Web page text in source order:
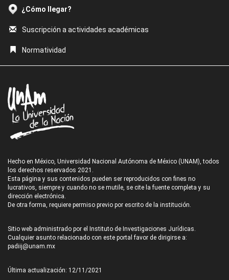
¿Cómo llegar?
Suscripción a actividades académicas
Normatividad
Hecho en México, Universidad Nacional Autónoma de México (UNAM), todos
los derechos reservados 2021.
Esta página y sus contenidos pueden ser reproducidos con fines no
lucrativos, siempre y cuando no se mutile, se cite la fuente completa y su
dirección electrónica.
De otra forma, requiere permiso previo por escrito de la institución.
Sitio web administrado por el Instituto de Investigaciones Jurídicas.
Cualquier asunto relacionado con este portal favor de dirigirse a:
padiij@unam.mx
Última actualización: 12/11/2021